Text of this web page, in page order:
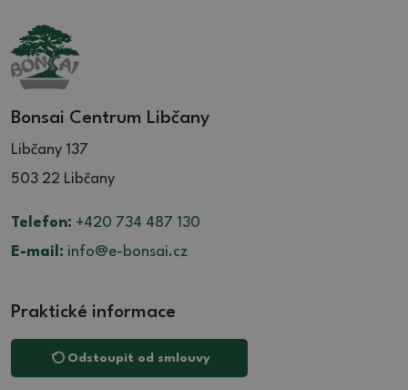
Bonsai Centrum Libčany
Libčany 137
503 22 Libčany
Telefon: +420 734 487 130
E-mail: info@e-bonsai.cz
Praktické informace
Odstoupit od smlouvy